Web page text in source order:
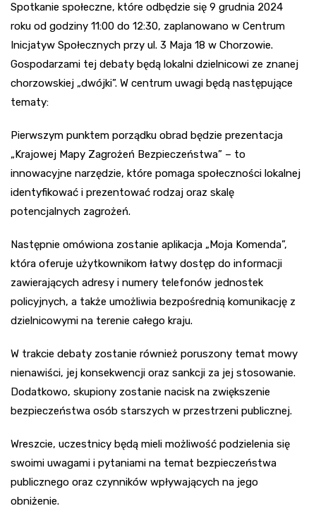
Spotkanie społeczne, które odbędzie się 9 grudnia 2024
roku od godziny 11:00 do 12:30, zaplanowano w Centrum
Inicjatyw Społecznych przy ul. 3 Maja 18 w Chorzowie.
Gospodarzami tej debaty będą lokalni dzielnicowi ze znanej
chorzowskiej „dwójki”. W centrum uwagi będą następujące
tematy:
Pierwszym punktem porządku obrad będzie prezentacja
„Krajowej Mapy Zagrożeń Bezpieczeństwa” – to
innowacyjne narzędzie, które pomaga społeczności lokalnej
identyfikować i prezentować rodzaj oraz skalę
potencjalnych zagrożeń.
Następnie omówiona zostanie aplikacja „Moja Komenda”,
która oferuje użytkownikom łatwy dostęp do informacji
zawierających adresy i numery telefonów jednostek
policyjnych, a także umożliwia bezpośrednią komunikację z
dzielnicowymi na terenie całego kraju.
W trakcie debaty zostanie również poruszony temat mowy
nienawiści, jej konsekwencji oraz sankcji za jej stosowanie.
Dodatkowo, skupiony zostanie nacisk na zwiększenie
bezpieczeństwa osób starszych w przestrzeni publicznej.
Wreszcie, uczestnicy będą mieli możliwość podzielenia się
swoimi uwagami i pytaniami na temat bezpieczeństwa
publicznego oraz czynników wpływających na jego
obniżenie.